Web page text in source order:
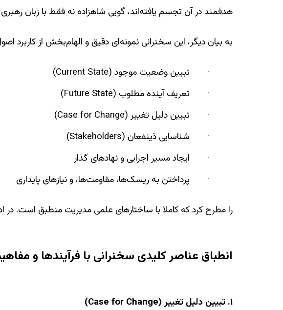
هدفمند در آن تجسم یافته‌اند، گویی شاهزاده نه فقط با زبان رهبری
به بیان دیگر، این سخنرانی نمونه‌ای دقیق و الهام‌بخش از
·
تبیین وضعیت موجود (Current State)
·
تعریف آینده مطلوب (Future State)
·
تبیین دلیل تغییر (Case for Change)
·
شناسایی ذینفعان (Stakeholders)
·
ایجاد مسیر اجرایی و نهادهای گذار
·
پرداختن به ریسک‌ها، مقاومت‌ها، و نیازهای پایداری
را مطرح کرد که کاملا با ساختارهای علمی مدیریت منطبق است.
انطباق عناصر کلیدی سخنرانی با فرآیندها و
۱. تبیین دلیل تغییر (Case for Change)